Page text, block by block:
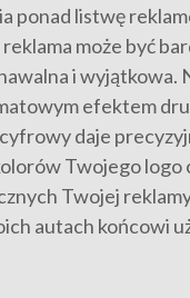
ponad listwę
może być
i wyjątkowa.
efektem
daje
Twojego logo
Twojej
autach końcowi